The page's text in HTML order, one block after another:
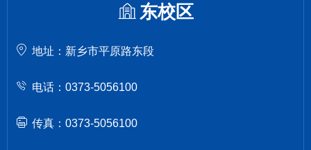
东校区
地址：新乡市平原路东段
电话：0373-5056100
传真：0373-5056100